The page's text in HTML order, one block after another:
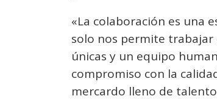
«La colaboración es una
solo nos permite trabajar
únicas y un equipo
compromiso con la
mercardo lleno de